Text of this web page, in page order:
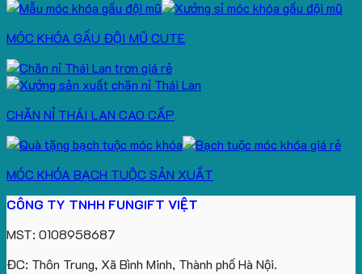
MÓC KHÓA GẤU ĐỘI MŨ CUTE
CHĂN NỈ THÁI LAN CAO CẤP
MÓC KHÓA BẠCH TUỘC SẢN XUẤT
CÔNG TY TNHH FUNGIFT VIỆT
MST: 0108958687
ĐC: Thôn Trung, Xã Bình Minh, Thành phố Hà Nội.